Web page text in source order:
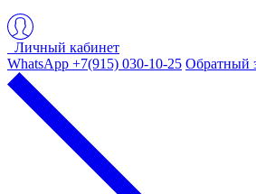
Личный кабинет
WhatsApp +7(915) 030-10-25 Обратный